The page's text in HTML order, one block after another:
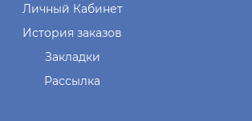
Личный Кабинет
История заказов
Закладки
Рассылка